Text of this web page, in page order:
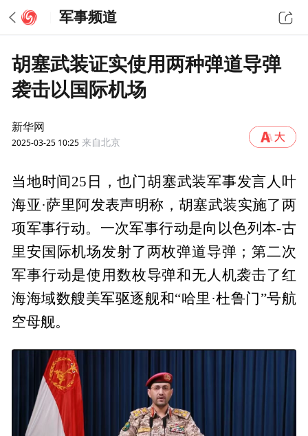
军事频道
胡塞武装证实使用两种弹道导弹
袭击以国际机场
新华网
2025-03-25 10:25 来自北京
当地时间25日，也门胡塞武装军事发言人叶
海亚·萨里阿发表声明称，胡塞武装实施了两
项军事行动。一次军事行动是向以色列本-古
里安国际机场发射了两枚弹道导弹；第二次
军事行动是使用数枚导弹和无人机袭击了红
海海域数艘美军驱逐舰和“哈里·杜鲁门”号航
空母舰。